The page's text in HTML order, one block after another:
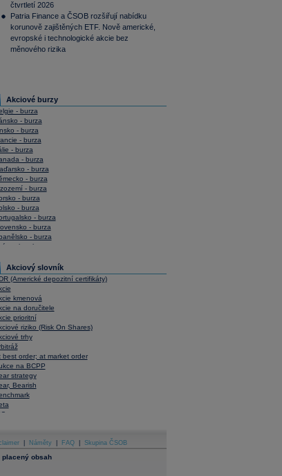
čtvrtletí 2026
Patria Finance a ČSOB rozšiřují nabídku
korunově zajištěných ETF. Nově americké,
evropské i technologické akcie bez
měnového rizika
Akciové burzy
- burza
- burza
- burza
- burza
- burza
- burza
- burza
- burza
- burza
- burza
- burza
- burza
- burza
- burza
- burza
Akciový slovník
(Americké depozitní certifikáty)
kmenová
na doručitele
prioritní
riziko (Risk On Shares)
trhy
best order; at market order
na BCPP
strategy
Bearish
To Bill Ratio
Value
Náměty FAQ Skupina ČSOB
placený obsah